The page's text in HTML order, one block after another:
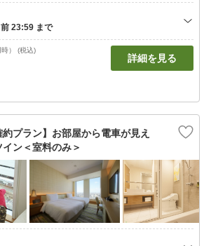
） (税込)
詳細を見る
約プラン】お部屋から電車が見え
ン＜室料のみ＞